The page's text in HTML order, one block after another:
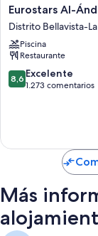
Eurostars
Al-
Ándalus
Palace
Distrito
Bellavista-
La
Eurostars Al-
Distrito Bellavista-
Piscina
Restaurante
8.6
sobre
8,6 Excelente
1.273 comentarios
Más